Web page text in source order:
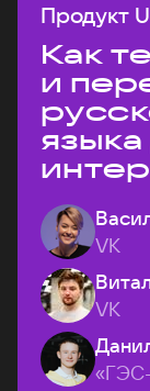
Продукт
Как
и
VK
VK